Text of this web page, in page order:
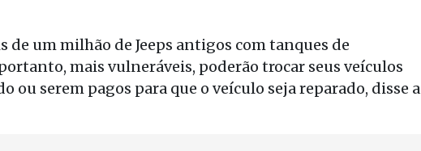
um milhão de Jeeps antigos com tanques de
mais vulneráveis, poderão trocar seus veículos
ou serem pagos para que o veículo seja reparado, disse a